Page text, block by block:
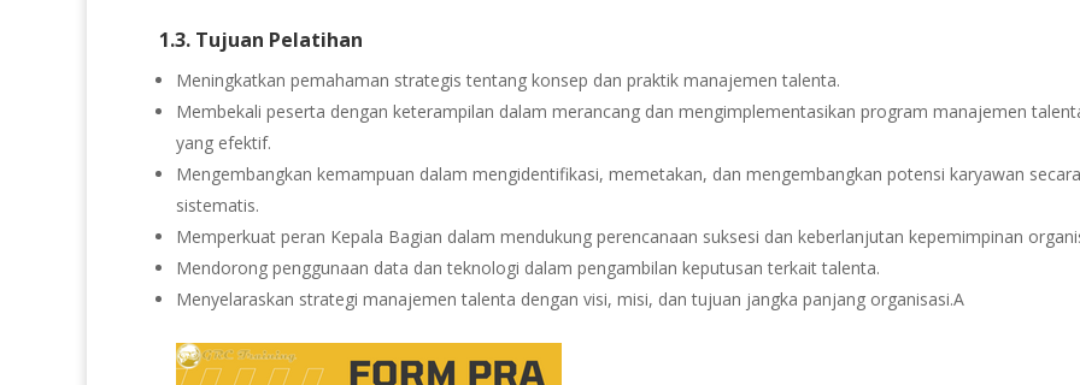
1.3. Tujuan Pelatihan
Meningkatkan pemahaman strategis tentang konsep dan praktik manajemen talenta.
Membekali peserta dengan keterampilan dalam merancang dan mengimplementasikan program manajemen
yang efektif.
Mengembangkan kemampuan dalam mengidentifikasi, memetakan, dan mengembangkan potensi karyawan secara
sistematis.
Memperkuat peran Kepala Bagian dalam mendukung perencanaan suksesi dan keberlanjutan kepemimpinan
Mendorong penggunaan data dan teknologi dalam pengambilan keputusan terkait talenta.
Menyelaraskan strategi manajemen talenta dengan visi, misi, dan tujuan jangka panjang organisasi.A